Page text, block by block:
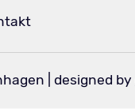
| designed by